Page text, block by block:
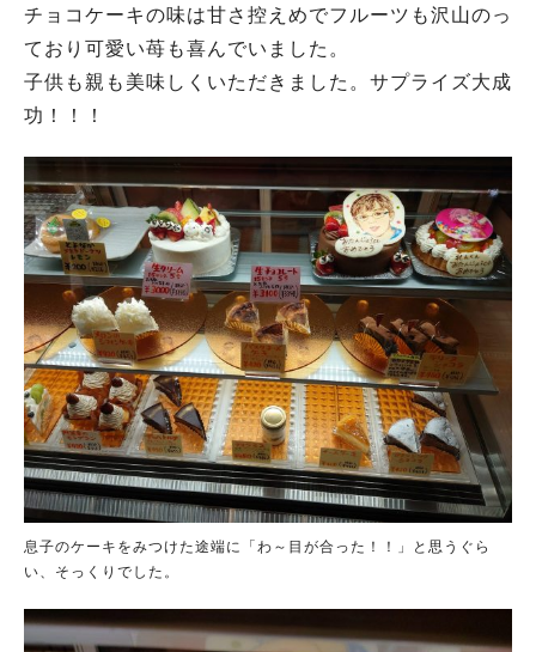
チョコケーキの味は甘さ控えめでフルーツも沢山のっ
ており可愛い苺も喜んでいました。
子供も親も美味しくいただきました。サプライズ大成
功！！！
息子のケーキをみつけた途端に「わ～目が合った！！」と思うぐら
い、そっくりでした。